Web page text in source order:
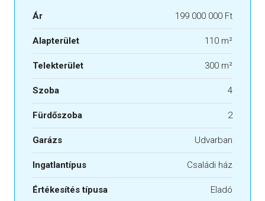
Ár 199 000 000 Ft
Alapterület 110 m²
Telekterület 300 m²
Szoba 4
Fürdőszoba 2
Garázs Udvarban
Ingatlantípus Családi ház
Értékesítés típusa Eladó